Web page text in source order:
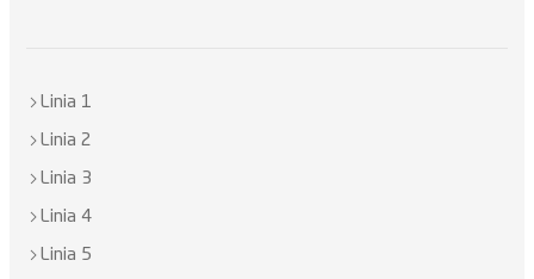
Linia 1
Linia 2
Linia 3
Linia 4
Linia 5